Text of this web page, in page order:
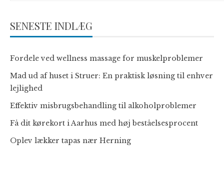
SENESTE INDLÆG
Fordele ved wellness massage for muskelproblemer
Mad ud af huset i Struer: En praktisk løsning til enhver
lejlighed
Effektiv misbrugsbehandling til alkoholproblemer
Få dit kørekort i Aarhus med høj beståelsesprocent
Oplev lækker tapas nær Herning